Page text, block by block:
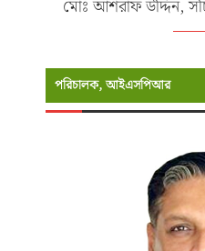
মোঃ আশরাফ উদ্দিন,
পরিচালক, আইএসপিআর